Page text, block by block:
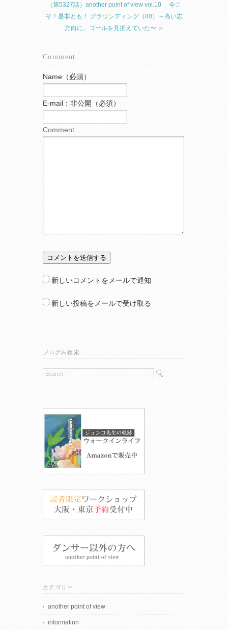
（第5327話）another point of view vol.10 今こ
そ！是非とも！ グラウンディング（80）～高い志
方向に、ゴールを見据えていた〜 ＞
Comment
Name（必須）
E-mail：非公開（必須）
Comment
新しいコメントをメールで通知
新しい投稿をメールで受け取る
ブログ内検索
カテゴリー
another point of view
information